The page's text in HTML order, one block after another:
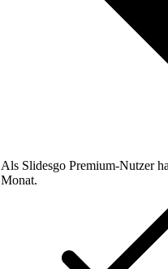
Als Slidesgo Premium-Nutzer
Monat.